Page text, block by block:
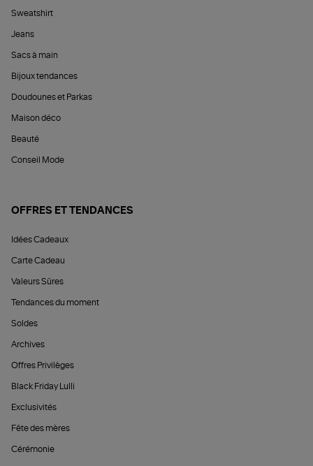
Sweatshirt
Jeans
Sacs à main
Bijoux tendances
Doudounes et Parkas
Maison déco
Beauté
Conseil Mode
OFFRES ET TENDANCES
Idées Cadeaux
Carte Cadeau
Valeurs Sûres
Tendances du moment
Soldes
Archives
Offres Privilèges
Black Friday Lulli
Exclusivités
Fête des mères
Cérémonie